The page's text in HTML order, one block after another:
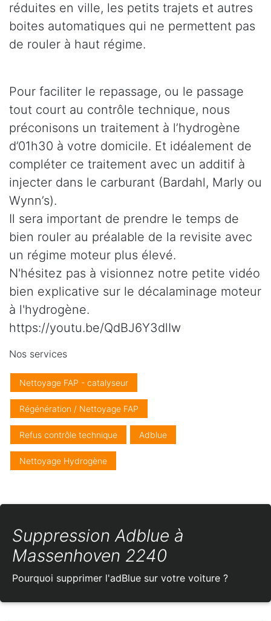
réduites en ville, les petits trajets et autres
boites automatiques qui ne permettent pas
de rouler à haut régime.
Pour faciliter le repassage, ou le passage
tout court au contrôle technique, nous
préconisons un traitement à l’hydrogène
d’01h30 à votre domicile. Et idéalement de
compléter ce traitement avec un additif à
injecter dans le carburant (Bardahl, Marly ou
Wynn’s).
Il sera important de prendre le temps de
bien rouler au préalable de la revisite avec
un régime moteur plus élevé.
N'hésitez pas à visionnez notre petite vidéo
bien explicative sur le décalaminage moteur
à l'hydrogène.
https://youtu.be/QdBJ6Y3dlIw
Nos services
Nettoyage FAP - catalyseur
Régénération / Nettoyage FAP
Refus contrôle technique Adblue
Nettoyage Hydrogène
Suppression Adblue à
Massenhoven 2240
Pourquoi supprimer l'adBlue sur votre voiture ?